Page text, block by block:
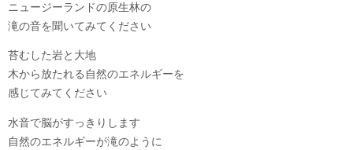
ニュージーランドの原生林の
滝の音を聞いてみてください
苔むした岩と大地
木から放たれる自然のエネルギーを
感じてみてください
水音で脳がすっきりします
自然のエネルギーが滝のように